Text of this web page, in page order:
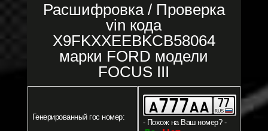
Расшифровка / Проверка
vin кода
X9FKXXEEBKCB58064
марки FORD модели
FOCUS III
Генерированный гос номер:
- Похож на Ваш номер? -